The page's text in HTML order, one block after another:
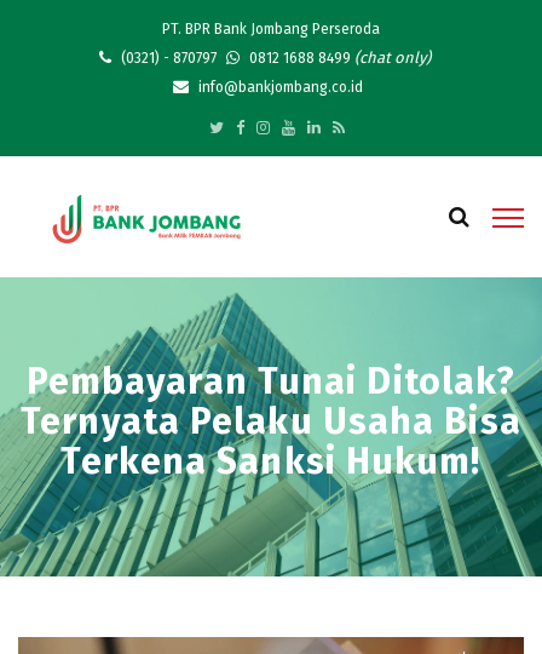
PT. BPR Bank Jombang Perseroda
(0321) - 870797
0812 1688 8499 (chat only)
info@bankjombang.co.id
Pembayaran Tunai Ditolak?
Ternyata Pelaku Usaha Bisa
Terkena Sanksi Hukum!